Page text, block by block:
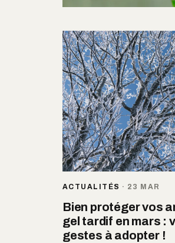
ACTUALITÉS · 23 MAR
Bien protéger vos
gel tardif en mars :
gestes à adopter !